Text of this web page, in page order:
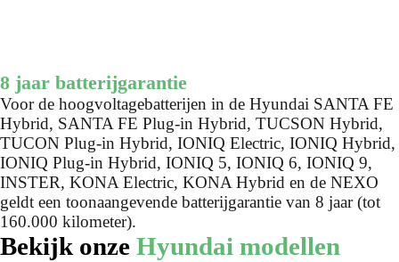
8 jaar batterijgarantie
Voor de hoogvoltagebatterijen in de Hyundai SANTA FE
Hybrid, SANTA FE Plug-in Hybrid, TUCSON Hybrid,
TUCON Plug-in Hybrid, IONIQ Electric, IONIQ Hybrid,
IONIQ Plug-in Hybrid, IONIQ 5, IONIQ 6, IONIQ 9,
INSTER, KONA Electric, KONA Hybrid en de NEXO
geldt een toonaangevende batterijgarantie van 8 jaar (tot
160.000 kilometer).
Bekijk onze Hyundai modellen